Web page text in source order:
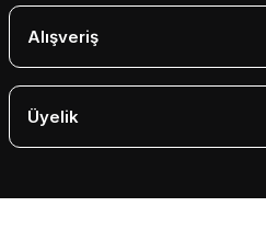
Alışveriş
Üyelik